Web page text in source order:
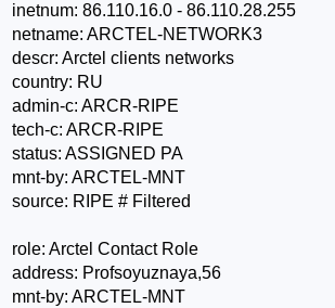
inetnum: 86.110.16.0 - 86.110.28.255
netname: ARCTEL-NETWORK3
descr: Arctel clients networks
country: RU
admin-c: ARCR-RIPE
tech-c: ARCR-RIPE
status: ASSIGNED PA
mnt-by: ARCTEL-MNT
source: RIPE # Filtered
role: Arctel Contact Role
address: Profsoyuznaya,56
mnt-by: ARCTEL-MNT